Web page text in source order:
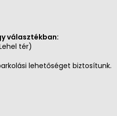
választékban:
tér)
lehetőséget biztosítunk.